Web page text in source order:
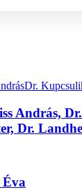
Dr.
András,
Dr.